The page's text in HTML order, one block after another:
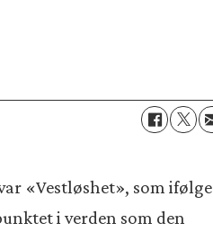
«Vestløshet», som ifølge
i verden som den